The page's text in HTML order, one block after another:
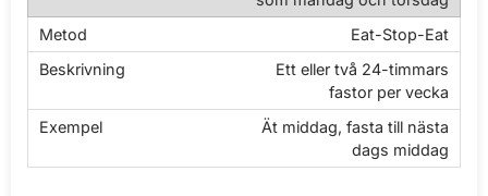
Eat-Stop-Eat
Ett eller två 24-timmars
fastor per vecka
Ät middag, fasta till nästa
dags middag